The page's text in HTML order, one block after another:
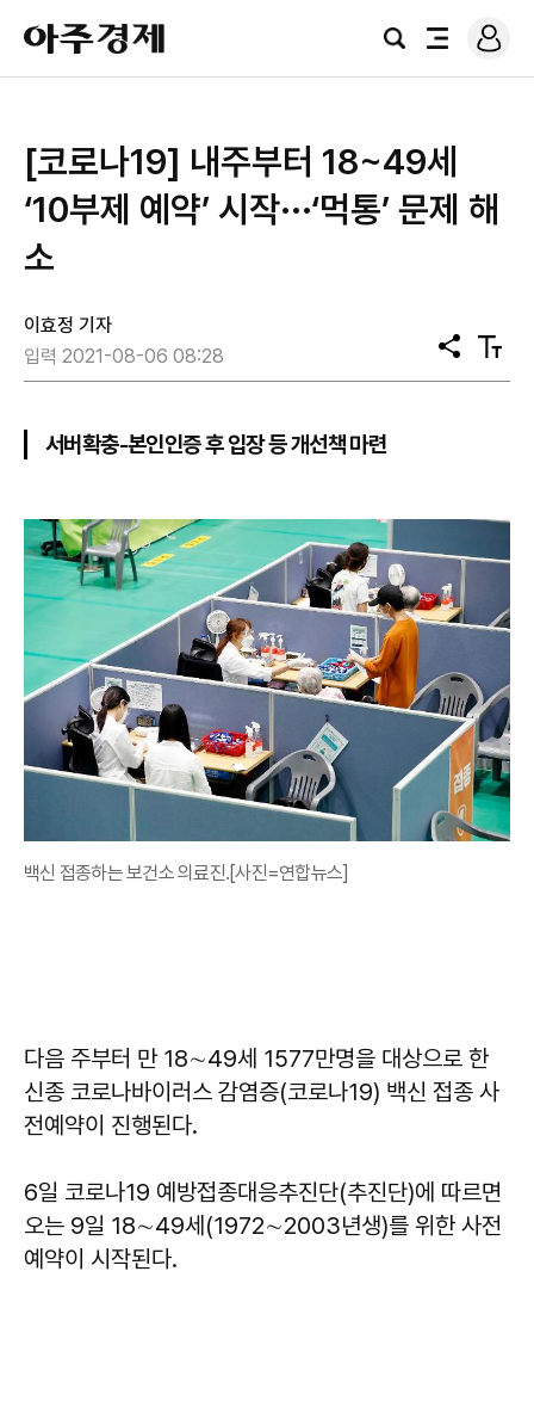
아
주
경
검
전
로
그
[코로나19] 내주부터 18~49세
‘10부제 예약’ 시작···‘먹통’ 문제 해
소
이효정 기자
입력 2021-08-06 08:28
공
유
텍
스
서버확충-본인인증 후 입장 등 개선책 마련
백신 접종하는 보건소 의료진.[사진=연합뉴스]
다음 주부터 만 18∼49세 1577만명을 대상으로 한
신종 코로나바이러스 감염증(코로나19) 백신 접종 사
전예약이 진행된다.
6일 코로나19 예방접종대응추진단(추진단)에 따르면
오는 9일 18∼49세(1972∼2003년생)를 위한 사전
예약이 시작된다.